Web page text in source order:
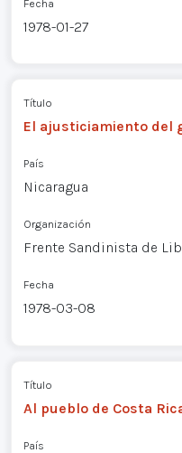
Fecha
1978-01-27
Título
El ajusticiamiento del
País
Nicaragua
Organización
Frente Sandinista de
Fecha
1978-03-08
Título
Al pueblo de Costa
País